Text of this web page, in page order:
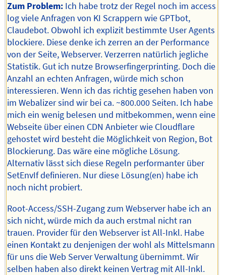
Zum Problem: Ich habe trotz der Regel noch im access
log viele Anfragen von KI Scrappern wie GPTbot,
Claudebot. Obwohl ich explizit bestimmte User Agents
blockiere. Diese denke ich zerren an der Performance
von der Seite, Webserver. Verzerren natürlich jegliche
Statistik. Gut ich nutze Browserfingerprinting. Doch die
Anzahl an echten Anfragen, würde mich schon
interessieren. Wenn ich das richtig gesehen haben von
im Webalizer sind wir bei ca. ~800.000 Seiten. Ich habe
mich ein wenig belesen und mitbekommen, wenn eine
Webseite über einen CDN Anbieter wie Cloudflare
gehostet wird besteht die Möglichkeit von Region, Bot
Blockierung. Das wäre eine mögliche Lösung.
Alternativ lässt sich diese Regeln performanter über
SetEnvIf definieren. Nur diese Lösung(en) habe ich
noch nicht probiert.
Root-Access/SSH-Zugang zum Webserver habe ich an
sich nicht, würde mich da auch erstmal nicht ran
trauen. Provider für den Webserver ist All-Inkl. Habe
einen Kontakt zu denjenigen der wohl als Mittelsmann
für uns die Web Server Verwaltung übernimmt. Wir
selben haben also direkt keinen Vertrag mit All-Inkl.